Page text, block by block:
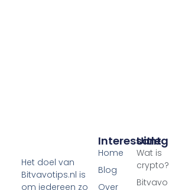
Het doel van
Bitvavotips.nl is
om iedereen zo
Uitleg
Wat is
crypto?
Bitvavo
Interessant
Home
Blog
Over